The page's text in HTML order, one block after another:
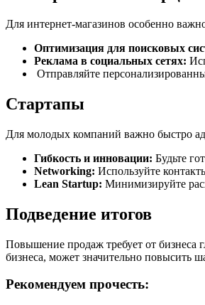
Для интернет-магазинов особенно
Оптимизация для поисковых
Реклама в социальных сетях:
Отправляйте
Стартапы
Для молодых компаний важно быстро
Гибкость и инновации: Будьте
Networking: Используйте
Lean Startup: Минимизируйте
Подведение итогов
Повышение продаж требует от бизнеса
бизнеса, может значительно повысить
Рекомендуем прочесть: